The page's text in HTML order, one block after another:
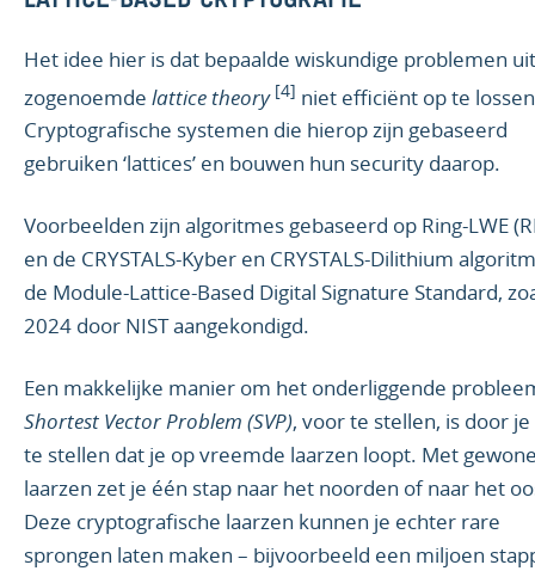
Het idee hier is dat bepaalde wiskundige problemen
zogenoemde lattice theory [4] niet efficiënt op te
Cryptografische systemen die hierop zijn gebaseerd
gebruiken ‘lattices’ en bouwen hun security daarop.
Voorbeelden zijn algoritmes gebaseerd op Ring-LWE
en de CRYSTALS-Kyber en CRYSTALS-Dilithium
de Module-Lattice-Based Digital Signature Standard,
2024 door NIST aangekondigd.
Een makkelijke manier om het onderliggende
Shortest Vector Problem (SVP), voor te stellen, is door
te stellen dat je op vreemde laarzen loopt. Met
laarzen zet je één stap naar het noorden of naar het
Deze cryptografische laarzen kunnen je echter rare
sprongen laten maken – bijvoorbeeld een miljoen